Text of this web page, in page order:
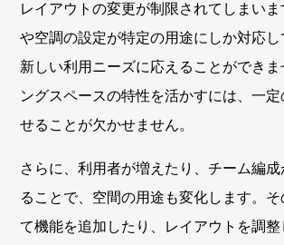
レイアウトの変更が制限されてしまい
や空調の設定が特定の用途にしか対応し
新しい利用ニーズに応えることができ
ングスペースの特性を活かすには、一
せることが欠かせません。
さらに、利用者が増えたり、チーム編
ることで、空間の用途も変化します。
て機能を追加したり、レイアウトを調